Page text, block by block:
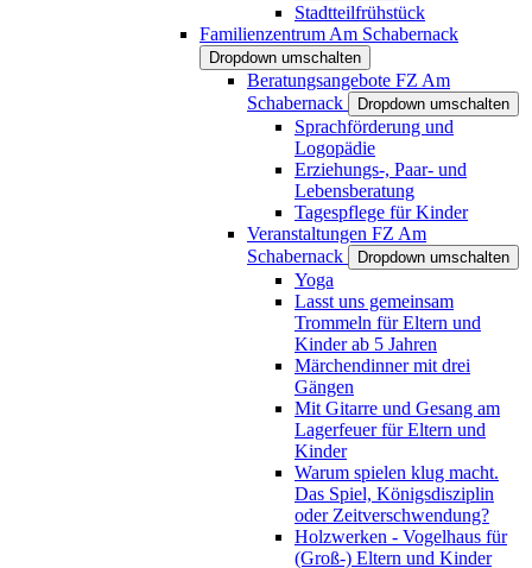
Stadtteilfrühstück
Familienzentrum Am Schabernack
Dropdown umschalten
Beratungsangebote FZ Am
Schabernack
Dropdown umschalten
Sprachförderung und
Logopädie
Erziehungs-, Paar- und
Lebensberatung
Tagespflege für Kinder
Veranstaltungen FZ Am
Schabernack
Dropdown umschalten
Yoga
Lasst uns gemeinsam
Trommeln für Eltern und
Kinder ab 5 Jahren
Märchendinner mit drei
Gängen
Mit Gitarre und Gesang am
Lagerfeuer für Eltern und
Kinder
Warum spielen klug macht.
Das Spiel, Königsdisziplin
oder Zeitverschwendung?
Holzwerken - Vogelhaus für
(Groß-) Eltern und Kinder